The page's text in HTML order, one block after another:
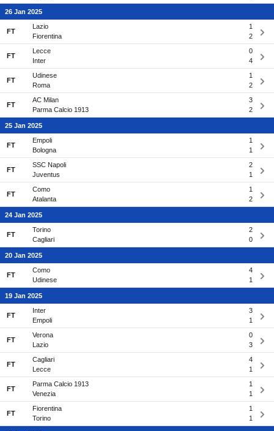
26 Jan 2025
FT
Lazio
1
Fiorentina
2
FT
Lecce
0
Inter
4
FT
Udinese
1
Roma
2
FT
AC Milan
3
Parma Calcio 1913
2
25 Jan 2025
FT
Empoli
1
Bologna
1
FT
SSC Napoli
2
Juventus
1
FT
Como
1
Atalanta
2
24 Jan 2025
FT
Torino
2
Cagliari
0
20 Jan 2025
FT
Como
4
Udinese
1
19 Jan 2025
FT
Inter
3
Empoli
1
FT
Verona
0
Lazio
3
FT
Cagliari
4
Lecce
1
FT
Parma Calcio 1913
1
Venezia
1
FT
Fiorentina
1
Torino
1